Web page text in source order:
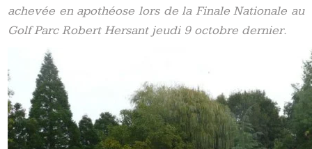
achevée en apothéose lors de la Finale Nationale au
Golf Parc Robert Hersant jeudi 9 octobre dernier.